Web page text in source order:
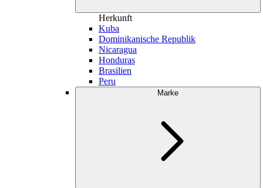
Herkunft
Kuba
Dominikanische Republik
Nicaragua
Honduras
Brasilien
Peru
Marke